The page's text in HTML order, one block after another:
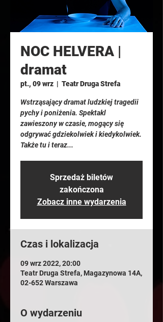
NOC HELVERA |
dramat
pt., 09 wrz
  |
Teatr Druga Strefa
Wstrząsający dramat ludzkiej tragedii
pychy i poniżenia. Spektakl
zawieszony w czasie, mogący się
odgrywać gdziekolwiek i kiedykolwiek.
Także tu i teraz...
Sprzedaż biletów
zakończona
Zobacz inne wydarzenia
Czas i lokalizacja
09 wrz 2022, 20:00
Teatr Druga Strefa, Magazynowa 14A,
02-652 Warszawa
O wydarzeniu